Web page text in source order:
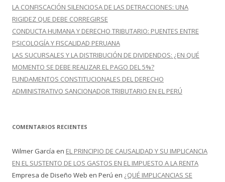
LA CONFISCACIÓN SILENCIOSA DE LAS DETRACCIONES: UNA
RIGIDEZ QUE DEBE CORREGIRSE
CONDUCTA HUMANA Y DERECHO TRIBUTARIO: PUENTES ENTRE
PSICOLOGÍA Y FISCALIDAD PERUANA
LAS SUCURSALES Y LA DISTRIBUCIÓN DE DIVIDENDOS: ¿EN QUÉ
MOMENTO SE DEBE REALIZAR EL PAGO DEL 5%?
FUNDAMENTOS CONSTITUCIONALES DEL DERECHO
ADMINISTRATIVO SANCIONADOR TRIBUTARIO EN EL PERÚ
COMENTARIOS RECIENTES
Wilmer García en EL PRINCIPIO DE CAUSALIDAD Y SU IMPLICANCIA
EN EL SUSTENTO DE LOS GASTOS EN EL IMPUESTO A LA RENTA
Empresa de Diseño Web en Perú en ¿QUÉ IMPLICANCIAS SE